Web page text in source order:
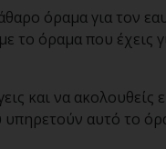
όραμα για τον
το όραμα που έχεις
και να ακολουθείς
αυτό το